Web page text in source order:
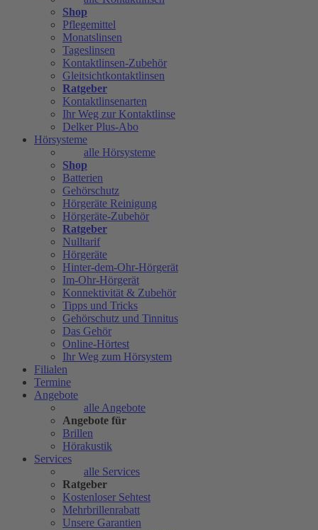
Shop
Pflegemittel
Monatslinsen
Tageslinsen
Kontaktlinsen-Zubehör
Gleitsichtkontaktlinsen
Ratgeber
Kontaktlinsenarten
Ihr Weg zur Kontaktlinse
Delker Plus-Abo
Hörsysteme
alle Hörsysteme
Shop
Batterien
Gehörschutz
Hörgeräte Reinigung
Hörgeräte-Zubehör
Ratgeber
Nulltarif
Hörgeräte
Hinter-dem-Ohr-Hörgerät
Im-Ohr-Hörgerät
Konnektivität & Zubehör
Tipps und Tricks
Gehörschutz und Tinnitus
Das Gehör
Online-Hörtest
Ihr Weg zum Hörsystem
Filialen
Termine
Angebote
alle Angebote
Angebote für
Brillen
Hörakustik
Services
alle Services
Ratgeber
Kostenloser Sehtest
Mehrbrillenrabatt
Unsere Garantien